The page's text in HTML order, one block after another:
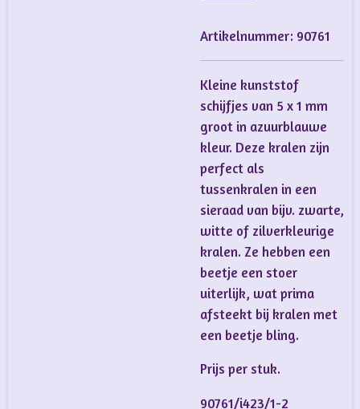
Artikelnummer: 90761
Kleine kunststof
schijfjes van 5 x 1 mm
groot in azuurblauwe
kleur. Deze kralen zijn
perfect als
tussenkralen in een
sieraad van bijv. zwarte,
witte of zilverkleurige
kralen. Ze hebben een
beetje een stoer
uiterlijk, wat prima
afsteekt bij kralen met
een beetje bling.
Prijs per stuk.
90761/i423/1-2